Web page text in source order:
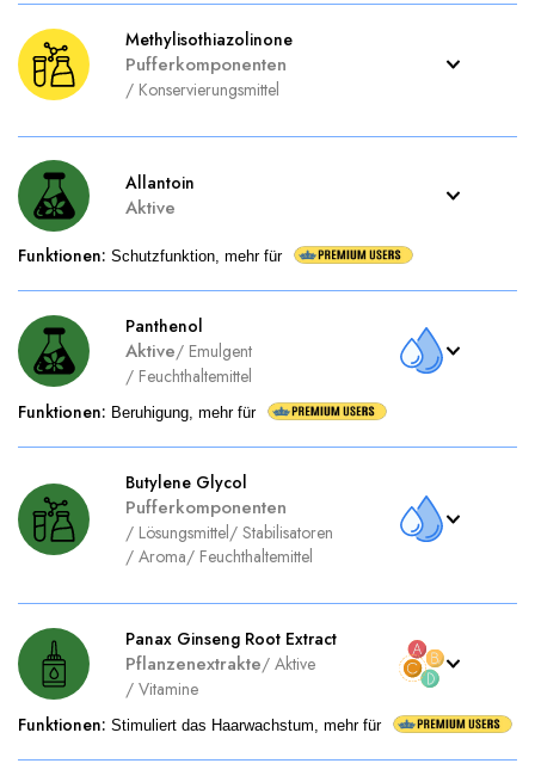
Methylisothiazolinone
Pufferkomponenten
/ Konservierungsmittel
Allantoin
Aktive
Funktionen: Schutzfunktion, mehr für
Panthenol
Aktive/ Emulgent
/ Feuchthaltemittel
Funktionen: Beruhigung, mehr für
Butylene Glycol
Pufferkomponenten
/ Lösungsmittel/ Stabilisatoren
/ Aroma/ Feuchthaltemittel
Panax Ginseng Root Extract
Pflanzenextrakte/ Aktive
/ Vitamine
Funktionen: Stimuliert das Haarwachstum, mehr für